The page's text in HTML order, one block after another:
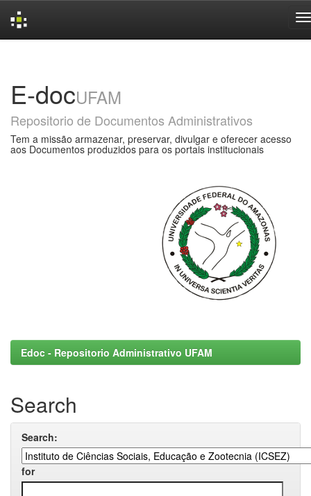
E-docUFAM
Repositorio de Documentos Administrativos
Tem a missão armazenar, preservar, divulgar e oferecer acesso
aos Documentos produzidos para os portais institucionais
Edoc - Repositorio Administrativo UFAM
Search
Search:
for